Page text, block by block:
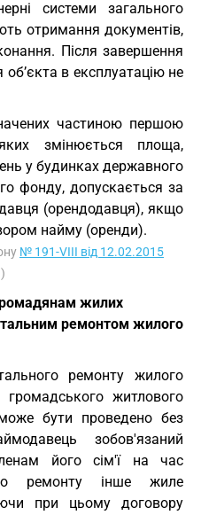
системи загального
отримання документів,
Після завершення
в експлуатацію не
частиною першою
змінюється площа,
у будинках державного
фонду, допускається за
(орендодавця), якщо
найму (оренди).
№ 191-VIII від 12.02.2015
)
жилих
ремонтом жилого
ремонту жилого
житлового
бути проведено без
зобов'язаний
його сім'ї на час
ремонту інше жиле
при цьому договору